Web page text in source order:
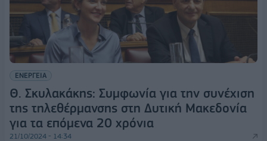
ΕΝΕΡΓΕΙΑ
Θ. Σκυλακάκης: Συμφωνία για την συνέχιση
της τηλεθέρμανσης στη Δυτική Μακεδονία
για τα επόμενα 20 χρόνια
21/10/2024 - 14:34